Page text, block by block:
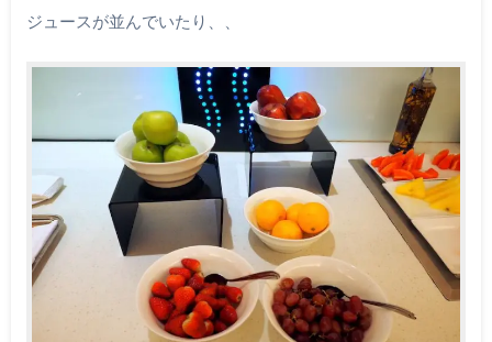
ジュースが並んでいたり、、